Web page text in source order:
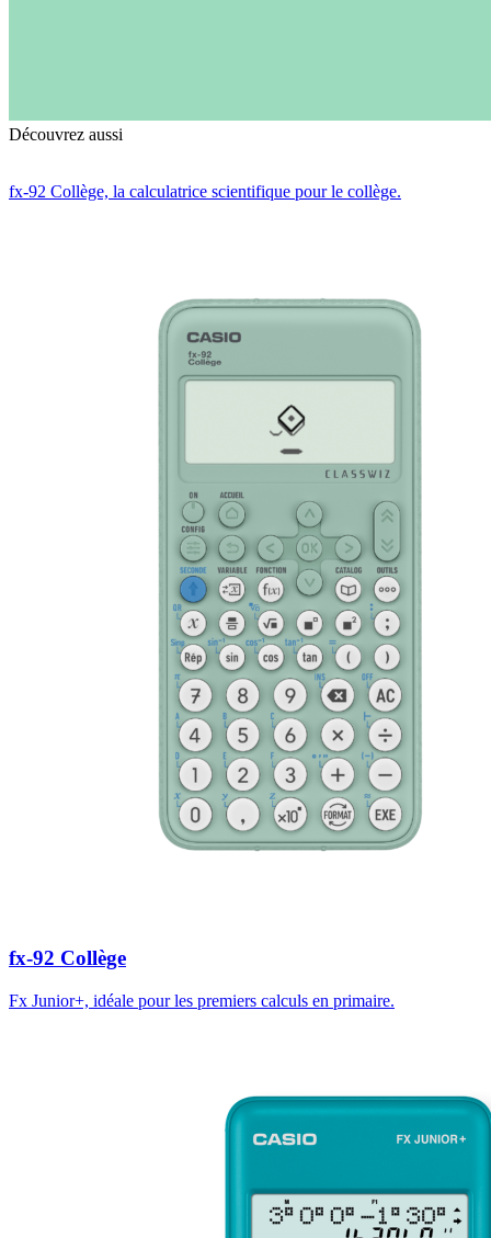
Découvrez aussi
fx-92 Collège, la calculatrice scientifique pour le collège.
fx-92 Collège
Fx Junior+, idéale pour les premiers calculs en primaire.